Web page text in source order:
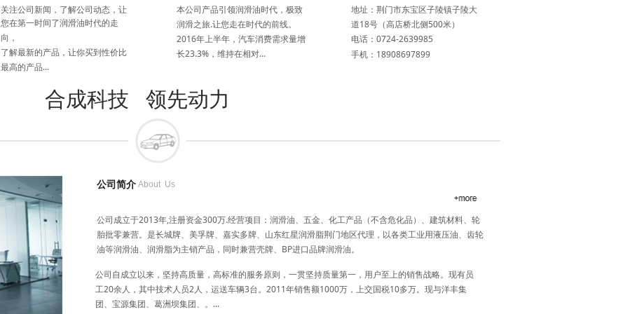
公司成立于2013年,注册资金300万.经营项目：润滑油、五金、化工产品（不含危化品）、建筑材料、轮
胎批零兼营。是长城牌、美孚牌、嘉实多牌、山东红星润滑脂荆门地区代理，以各类工业用液压油、齿轮
油等润滑油、润滑脂为主销产品，同时兼营壳牌、BP进口品牌润滑油。
公司自成立以来，坚持高质量，高标准的服务原则，一贯坚持质量第一，用户至上的销售战略。现有员
工20余人，其中技术人员2人，运送车辆3台。2011年销售额1000万，上交国税10多万。现与洋丰集
团、宝源集团、葛洲坝集团、。...
本公司产品引领润滑油时代，极致
润滑之旅.让您走在时代的前线。
2016年上半年，汽车消费需求量增
长23.3%，维持在相对...
合成科技 领先动力
地址：荆门市东宝区子陵镇子陵大
道18号（高店桥北侧500米）
了解最新的产品，让你买到性价比
最高的产品...
您在第一时间了润滑油时代的走
向，
关注公司新闻，了解公司动态，让
电话：0724-2639985
手机：18908697899
公司简介 About Us